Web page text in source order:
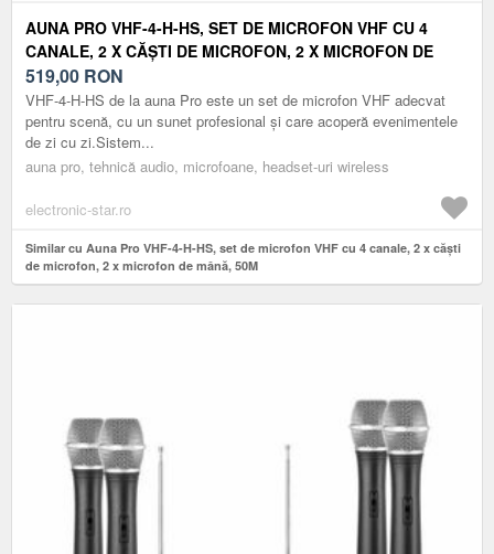
AUNA PRO VHF-4-H-HS, SET DE MICROFON VHF CU 4
CANALE, 2 X CĂȘTI DE MICROFON, 2 X MICROFON DE
MÂNĂ, 50M
519,00 RON
VHF-4-H-HS de la auna Pro este un set de microfon VHF adecvat
pentru scenă, cu un sunet profesional și care acoperă evenimentele
de zi cu zi.Sistem...
auna pro, tehnică audio, microfoane, headset-uri wireless
electronic-star.ro
Similar cu Auna Pro VHF-4-H-HS, set de microfon VHF cu 4 canale, 2 x căști
de microfon, 2 x microfon de mână, 50M